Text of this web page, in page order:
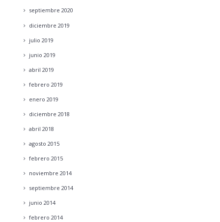
septiembre 2020
diciembre 2019
julio 2019
junio 2019
abril 2019
febrero 2019
enero 2019
diciembre 2018
abril 2018
agosto 2015
febrero 2015
noviembre 2014
septiembre 2014
junio 2014
febrero 2014